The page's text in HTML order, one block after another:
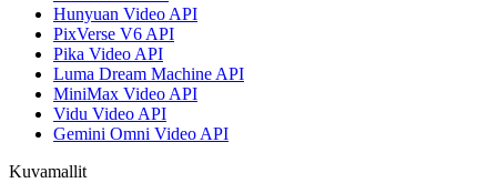
Hunyuan Video API
PixVerse V6 API
Pika Video API
Luma Dream Machine API
MiniMax Video API
Vidu Video API
Gemini Omni Video API
Kuvamallit